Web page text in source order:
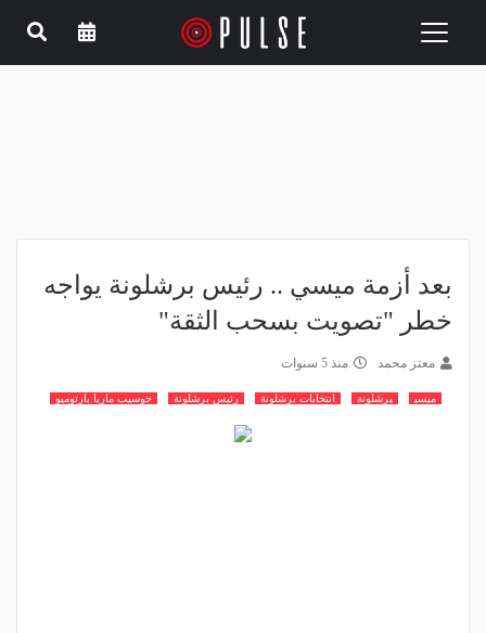
Toggle
بعد أزمة ميسي .. رئيس برشلونة يواجه
خطر "تصويت بسحب الثقة"
معتز محمد منذ 5 سنوات
ميسي برشلونة انتخابات برشلونة رئيس برشلونة جوسيب ماريا بارتوميو